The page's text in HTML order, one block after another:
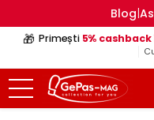
Blog|
🎁 Primești 5%